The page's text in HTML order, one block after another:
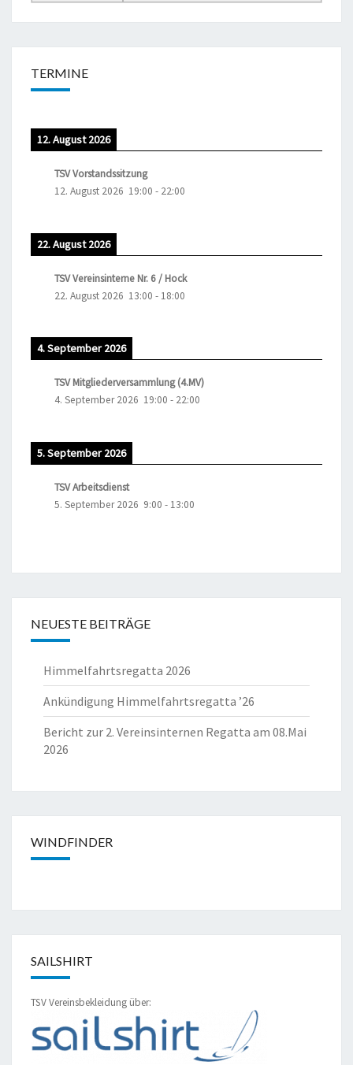
TERMINE
12. August 2026
TSV Vorstandssitzung
12. August 2026 19:00 - 22:00
22. August 2026
TSV Vereinsinterne Nr. 6 / Hock
22. August 2026 13:00 - 18:00
4. September 2026
TSV Mitgliederversammlung (4.MV)
4. September 2026 19:00 - 22:00
5. September 2026
TSV Arbeitsdienst
5. September 2026 9:00 - 13:00
NEUESTE BEITRÄGE
Himmelfahrtsregatta 2026
Ankündigung Himmelfahrtsregatta ’26
Bericht zur 2. Vereinsinternen Regatta am 08.Mai
2026
WINDFINDER
SAILSHIRT
TSV Vereinsbekleidung über: